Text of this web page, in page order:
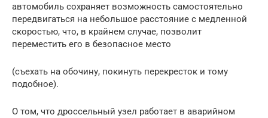
автомобиль сохраняет возможность самостоятельно
передвигаться на небольшое расстояние с медленной
скоростью, что, в крайнем случае, позволит
переместить его в безопасное место
(съехать на обочину, покинуть перекресток и тому
подобное).
О том, что дроссельный узел работает в аварийном